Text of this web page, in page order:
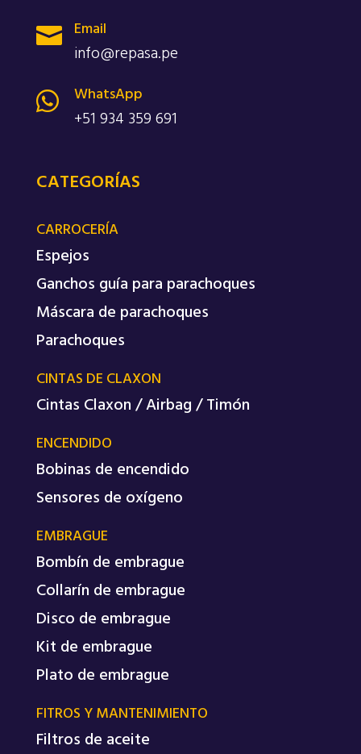
 Email
info@repasa.pe

WhatsApp
+51 934 359 691
CATEGORÍAS
CARROCERÍA
Espejos
Ganchos guía para parachoques
Máscara de parachoques
Parachoques
CINTAS DE CLAXON
Cintas Claxon / Airbag / Timón
ENCENDIDO
Bobinas de encendido
Sensores de oxígeno
EMBRAGUE
Bombín de embrague
Collarín de embrague
Disco de embrague
Kit de embrague
Plato de embrague
FITROS Y MANTENIMIENTO
Filtros de aceite